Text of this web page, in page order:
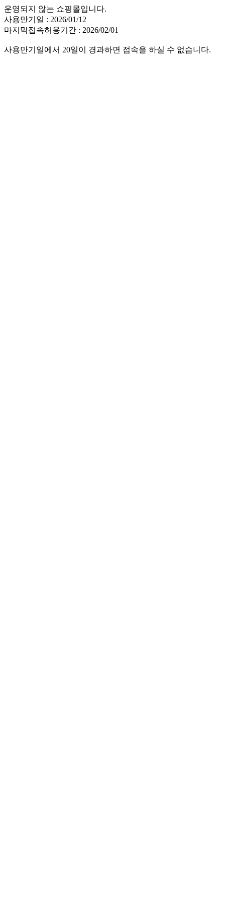
운영되지 않는 쇼핑몰입니다.
사용만기일 : 2026/01/12
마지막접속허용기간 : 2026/02/01
사용만기일에서 20일이 경과하면 접속을 하실 수 없습니다.